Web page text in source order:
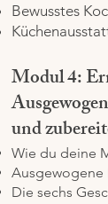
Bewusstes
Modul 4:
und
Wie du deine
Ausgewogene
Die sechs